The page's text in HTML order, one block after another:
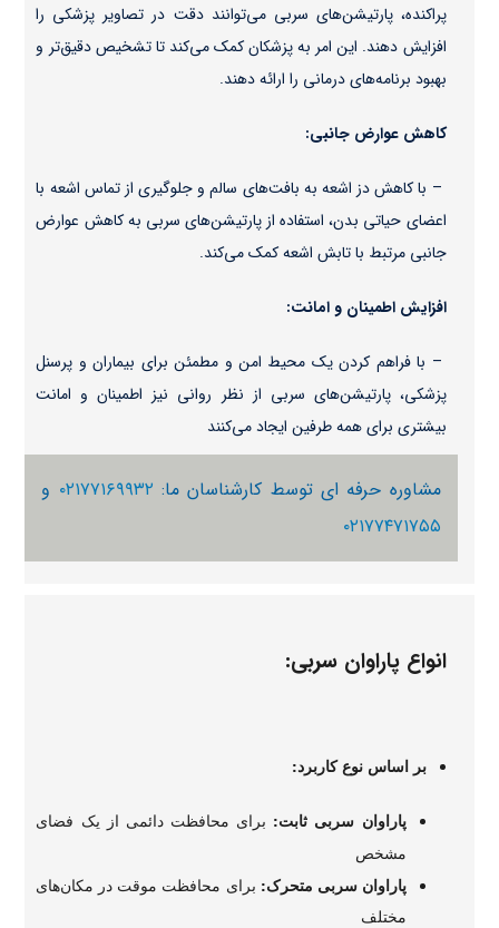
پراکنده، پارتیشن‌های سربی می‌توانند دقت در تصاویر پزشکی را
افزایش دهند. این امر به پزشکان کمک می‌کند تا تشخیص دقیق‌تر و
بهبود برنامه‌های درمانی را ارائه دهند.
کاهش عوارض جانبی:
– با کاهش دز اشعه به بافت‌های سالم و جلوگیری از تماس اشعه با
اعضای حیاتی بدن، استفاده از پارتیشن‌های سربی به کاهش عوارض
جانبی مرتبط با تابش اشعه کمک می‌کند.
افزایش اطمینان و امانت:
– با فراهم کردن یک محیط امن و مطمئن برای بیماران و پرسنل
پزشکی، پارتیشن‌های سربی از نظر روانی نیز اطمینان و امانت
بیشتری برای همه طرفین ایجاد می‌کنند
مشاوره حرفه ای توسط کارشناسان ما: ۰۲۱۷۷۱۶۹۹۳۲ و
۰۲۱۷۷۴۷۱۷۵۵
انواع پاراوان سربی:
بر اساس نوع کاربرد:
پاراوان سربی ثابت: برای محافظت دائمی از یک فضای
مشخص
پاراوان سربی متحرک: برای محافظت موقت در مکان‌های
مختلف